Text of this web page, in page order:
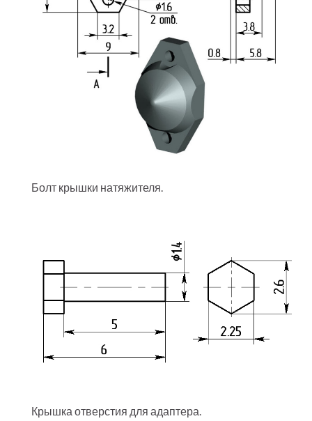
Болт крышки натяжителя.
Крышка отверстия для адаптера.